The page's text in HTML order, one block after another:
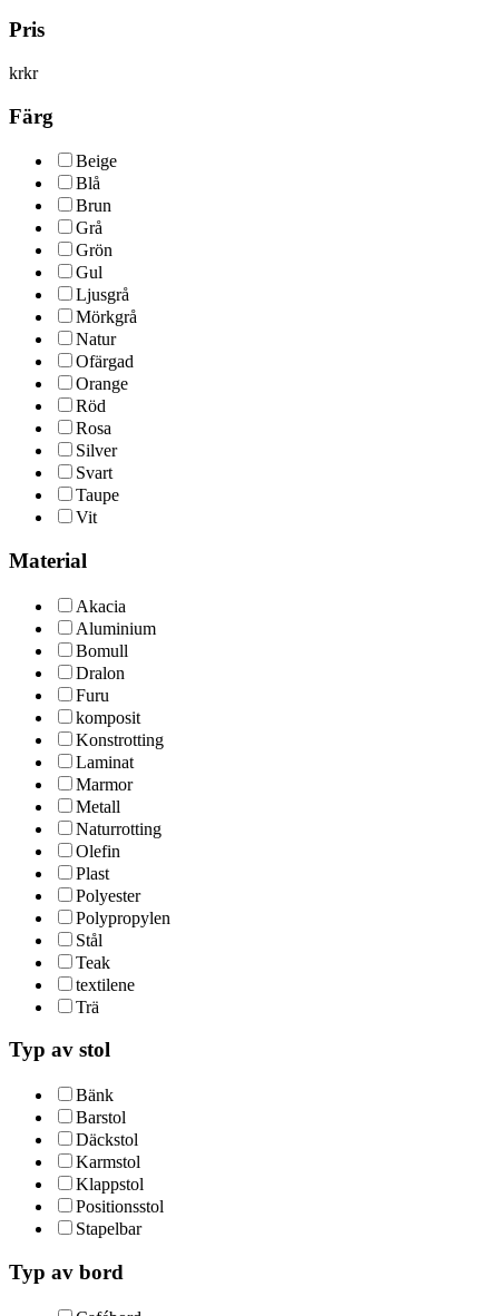
Pris
krkr
Färg
Beige
Blå
Brun
Grå
Grön
Gul
Ljusgrå
Mörkgrå
Natur
Ofärgad
Orange
Röd
Rosa
Silver
Svart
Taupe
Vit
Material
Akacia
Aluminium
Bomull
Dralon
Furu
komposit
Konstrotting
Laminat
Marmor
Metall
Naturrotting
Olefin
Plast
Polyester
Polypropylen
Stål
Teak
textilene
Trä
Typ av stol
Bänk
Barstol
Däckstol
Karmstol
Klappstol
Positionsstol
Stapelbar
Typ av bord